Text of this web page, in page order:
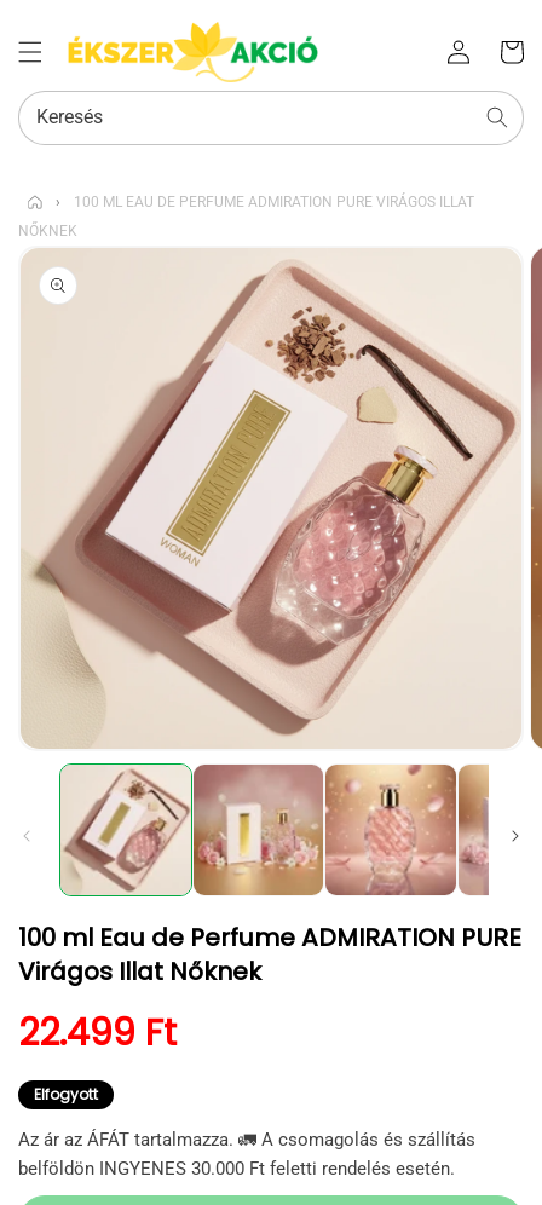
Bejelentkezés
kosara
Keresés
›
100 ML EAU DE PERFUME ADMIRATION PURE VIRÁGOS ILLAT
NŐKNEK
KIHAGYÁS, ÉS
UGRÁS A
TERMÉKADATOKRA
médiafájl
modális
párbeszédpanelen
100 ml Eau de Perfume ADMIRATION PURE
Virágos Illat Nőknek
Normál ár
22.499 Ft
Elfogyott
Az ár az ÁFÁT tartalmazza. 🚛 A csomagolás és szállítás
belföldön INGYENES 30.000 Ft feletti rendelés esetén.